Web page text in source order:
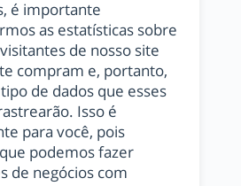
é importante
as estatísticas sobre
de nosso site
compram e, portanto,
de dados que esses
Isso é
para você, pois
podemos fazer
de negócios com